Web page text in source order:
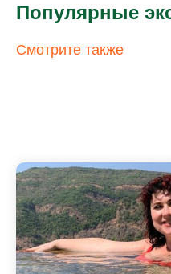
Популярные
Смотрите также